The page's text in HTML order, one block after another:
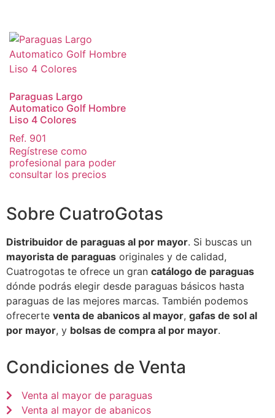
Paraguas Largo
Automatico Golf Hombre
Liso 4 Colores
Ref. 901
Regístrese como
profesional para poder
consultar los precios
Sobre CuatroGotas
Distribuidor de paraguas al por mayor. Si buscas un
mayorista de paraguas originales y de calidad,
Cuatrogotas te ofrece un gran catálogo de paraguas
dónde podrás elegir desde paraguas básicos hasta
paraguas de las mejores marcas. También podemos
ofrecerte venta de abanicos al mayor, gafas de sol al
por mayor, y bolsas de compra al por mayor.
Condiciones de Venta
Venta al mayor de paraguas
Venta al mayor de abanicos